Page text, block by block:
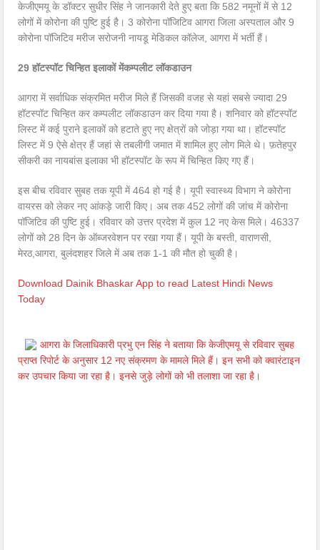
केजीएमयू के डॉक्टर सुधीर सिंह ने जानकारी देते हुए बता कि 582 नमूनों में से 12
लोगों में कोरोना की पुष्टि हुई है। 3 कोरोना पॉजिटिव आगरा जिला अस्पताल और 9
कोरोना पॉजिटिव मरीज सरोजनी नायडू मेडिकल कॉलेज, आगरा में भर्ती हैं।
29 हॉटस्पॉट चिन्हित इलाकों मेंकम्पलीट लॉकडाउन
आगरा में सर्वाधिक संक्रमित मरीज मिले हैं जिसकी वजह से यहां सबसे ज्यादा 29
हॉटस्पॉट चिन्हित कर कम्पलीट लॉकडाउन कर दिया गया है। शनिवार को हॉटस्पॉट
लिस्ट में कई पुराने इलाकों को हटाते हुए नए क्षेत्रों को जोड़ा गया था। हॉटस्पॉट
लिस्ट में 9 ऐसे क्षेत्र हैं जहां से तबलीगी जमात में शामिल हुए लोग मिले थे। फ़तेहपुर
सीकरी का नायबांस इलाका भी हॉटस्पॉट के रूप में चिन्हित किए गए हैं।
इस बीच रविवार सुबह तक यूपी में 464 हो गई है। यूपी स्वास्थ्य विभाग ने कोरोना
वायरस को लेकर नए आंकड़े जारी किए। अब तक 452 लोगों की जांच में कोरोना
पॉजिटिव की पुष्टि हुई। रविवार को उत्तर प्रदेश में कुल 12 नए केस मिले। 46337
लोगों को 28 दिन के ऑब्जरवेशन पर रखा गया हैं। यूपी के बस्ती, वाराणसी,
मेरठ,आगरा, बुलंदशहर जिले में अब तक 1-1 की मौत हो चुकी है।
Download Dainik Bhaskar App to read Latest Hindi News
Today
आगरा के जिलाधिकारी प्रभु एन सिंह ने बताया कि केजीएमयू से रविवार सुबह
प्राप्त रिपोर्ट के अनुसार 12 नए संक्रमण के मामले मिले हैं। इन सभी को क्वारंटाइन
कर उपचार किया जा रहा है। इनसे जुड़े लोगों को भी तलाशा जा रहा है।